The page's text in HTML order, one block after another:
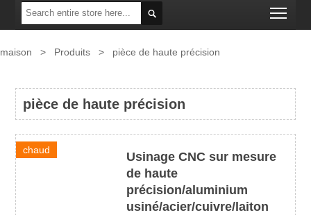

maison > Produits > pièce de haute précision
pièce de haute précision
chaud
Usinage CNC sur mesure
de haute
précision/aluminium
usiné/acier/cuivre/laiton